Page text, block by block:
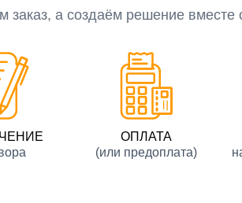
заказ, а создаём решение вместе
ОПЛАТА
(или предоплата)